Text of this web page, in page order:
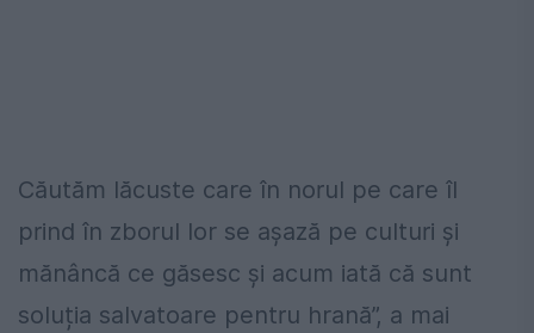
Căutăm lăcuste care în norul pe care îl
prind în zborul lor se așază pe culturi și
mănâncă ce găsesc și acum iată că sunt
soluția salvatoare pentru hrană”, a mai